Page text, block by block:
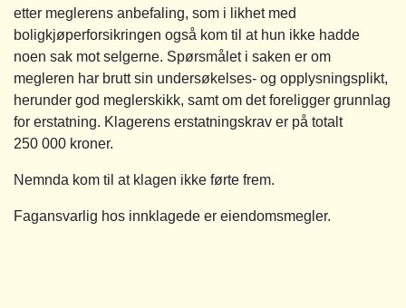
etter meglerens anbefaling, som i likhet med
boligkjøperforsikringen også kom til at hun ikke hadde
noen sak mot selgerne. Spørsmålet i saken er om
megleren har brutt sin undersøkelses- og opplysningsplikt,
herunder god meglerskikk, samt om det foreligger grunnlag
for erstatning. Klagerens erstatningskrav er på totalt
250 000 kroner.
Nemnda kom til at klagen ikke førte frem.
Fagansvarlig hos innklagede er eiendomsmegler.